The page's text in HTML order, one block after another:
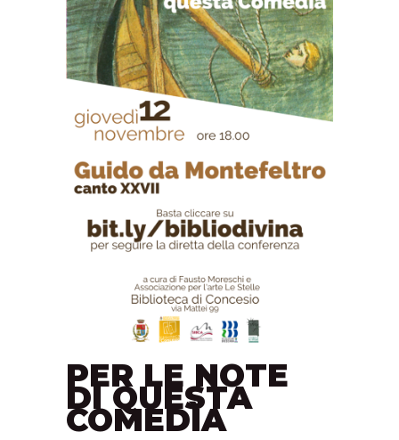
PER LE NOTE
DI QUESTA
COMEDÌA